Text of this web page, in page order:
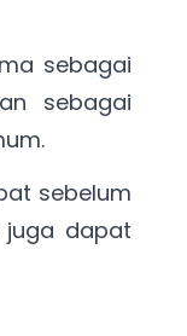
sebagai
sebagai
sebelum
juga dapat